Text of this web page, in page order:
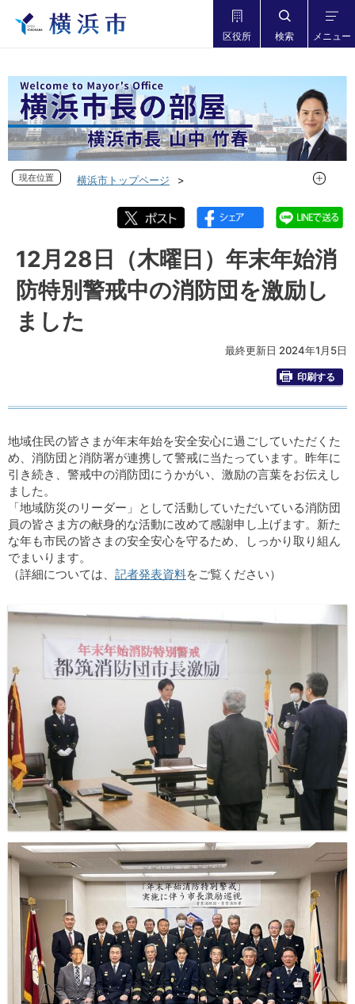
区役所 検索 メニュー
現在位置
横浜市トップページ
フォトダイアリー 2023年度
フォトダイアリー 2023年12月
12月28日（木曜日）年末年始消防特別警戒中の消防団を激励
しました
現在位
12月28日（木曜日）年末年始消
防特別警戒中の消防団を激励し
ました
最終更新日 2024年1月5日
印刷する
地域住民の皆さまが年末年始を安全安心に過ごしていただくた
め、消防団と消防署が連携して警戒に当たっています。昨年に
引き続き、警戒中の消防団にうかがい、激励の言葉をお伝えし
ました。
「地域防災のリーダー」として活動していただいている消防団
員の皆さま方の献身的な活動に改めて感謝申し上げます。新た
な年も市民の皆さまの安全安心を守るため、しっかり取り組ん
でまいります。
（詳細については、 記者発表資料をご覧ください）